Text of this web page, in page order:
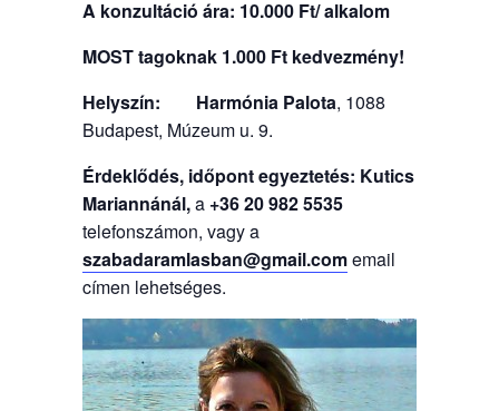
A konzultáció ára: 10.000 Ft/ alkalom
MOST tagoknak 1.000 Ft kedvezmény!
Helyszín:
Harmónia Palota, 1088
Budapest, Múzeum u. 9.
Érdeklődés, időpont egyeztetés: Kutics
Mariannánál,a +36 20 982 5535
telefonszámon, vagy a
szabadaramlasban@gmail.comemail
címen lehetséges.